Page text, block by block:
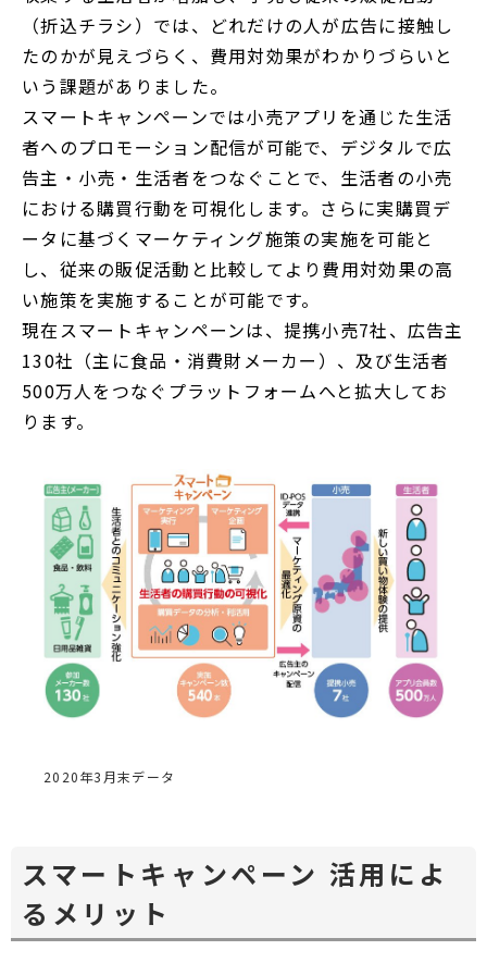
（折込チラシ）では、どれだけの人が広告に接触し
たのかが見えづらく、費用対効果がわかりづらいと
いう課題がありました。
スマートキャンペーンでは小売アプリを通じた生活
者へのプロモーション配信が可能で、デジタルで広
告主・小売・生活者をつなぐことで、生活者の小売
における購買行動を可視化します。さらに実購買デ
ータに基づくマーケティング施策の実施を可能と
し、従来の販促活動と比較してより費用対効果の高
い施策を実施することが可能です。
現在スマートキャンペーンは、提携小売7社、広告主
130社（主に食品・消費財メーカー）、及び生活者
500万人をつなぐプラットフォームへと拡大してお
ります。
2020年3月末データ
スマートキャンペーン 活用によ
るメリット